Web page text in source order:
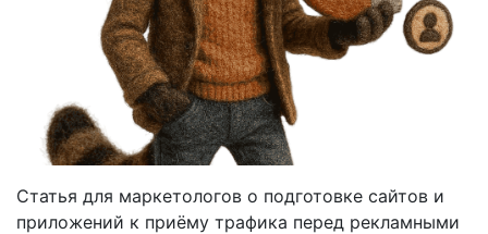
Статья для маркетологов о подготовке сайтов и
приложений к приёму трафика перед рекламными